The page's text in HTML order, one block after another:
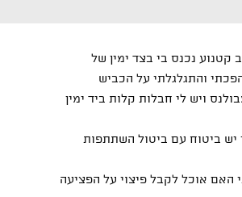
נכנס בי בצד ימין של
והתגלגלתי על הכביש
ויש לי חבלות קלות ביד ימין
יש ביטוח עם ביטול השתתפות
אוכל לקבל פיצוי על הפציעה